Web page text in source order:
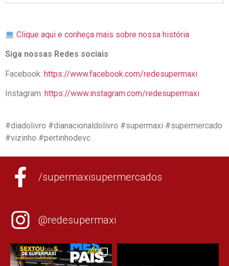
Clique aqui e conheça mais sobre nossa história
Siga nossas Redes sociais
Facebook: https://www.facebook.com/redesupermaxi
Instagram: https://www.instagram.com/redesupermaxi
#diadolivro #dianacionaldolivro #supermaxi #supermercado
#vizinho #pertinhodevc
/supermaxisupermercados
@redesupermaxi